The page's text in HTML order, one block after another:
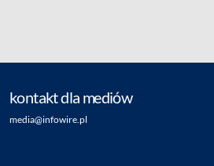
kontakt dla mediów
media@infowire.pl